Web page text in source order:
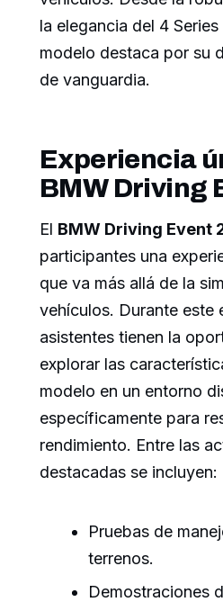
la elegancia del 4
modelo destaca por su
de vanguardia.
Experiencia
BMW Driving
El BMW Driving Event
participantes una
que va más allá de la
vehículos. Durante este
asistentes tienen la
explorar las
modelo en un entorno
específicamente para
rendimiento. Entre las
destacadas se incluyen:
Pruebas de
terrenos.
Demostraciones